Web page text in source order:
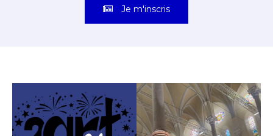
Je m'inscris